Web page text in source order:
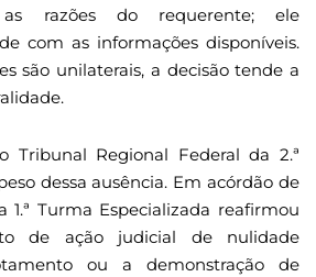
razões do requerente; ele
com as informações disponíveis.
são unilaterais, a decisão tende a
Tribunal Regional Federal da 2.ª
dessa ausência. Em acórdão de
1.ª Turma Especializada reafirmou
de ação judicial de nulidade
ou a demonstração de